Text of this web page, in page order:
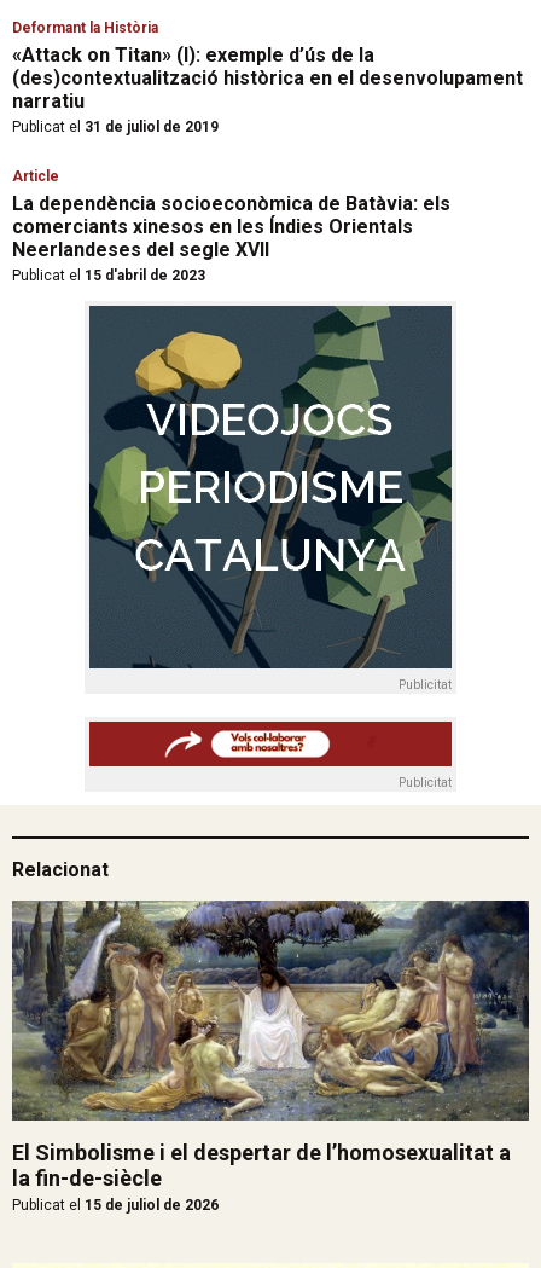
Deformant la Història
«Attack on Titan» (I): exemple d’ús de la
(des)contextualització històrica en el desenvolupament
narratiu
Publicat el 31 de juliol de 2019
Article
La dependència socioeconòmica de Batàvia: els
comerciants xinesos en les Índies Orientals
Neerlandeses del segle XVII
Publicat el 15 d'abril de 2023
Publicitat
Publicitat
Relacionat
El Simbolisme i el despertar de l’homosexualitat a
la fin-de-siècle
Publicat el 15 de juliol de 2026